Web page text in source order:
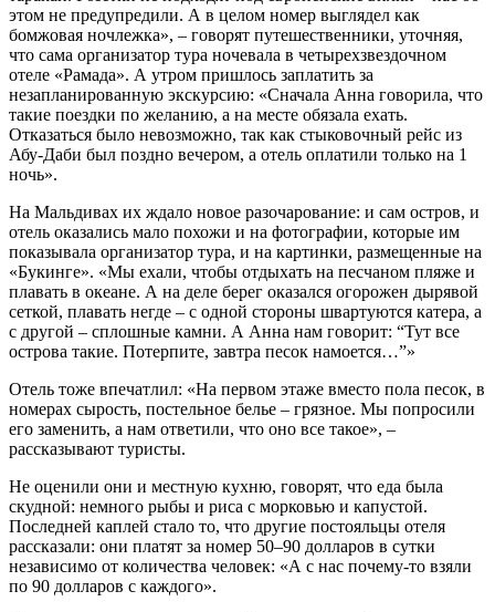
этом не предупредили. А в целом номер выглядел как
бомжовая ночлежка», – говорят путешественники, уточняя,
что сама организатор тура ночевала в четырехзвездочном
отеле «Рамада». А утром пришлось заплатить за
незапланированную экскурсию: «Сначала Анна говорила, что
такие поездки по желанию, а на месте обязала ехать.
Отказаться было невозможно, так как стыковочный рейс из
Абу-Даби был поздно вечером, а отель оплатили только на 1
ночь».
На Мальдивах их ждало новое разочарование: и сам остров, и
отель оказались мало похожи и на фотографии, которые им
показывала организатор тура, и на картинки, размещенные на
«Букинге». «Мы ехали, чтобы отдыхать на песчаном пляже и
плавать в океане. А на деле берег оказался огорожен дырявой
сеткой, плавать негде – с одной стороны швартуются катера, а
с другой – сплошные камни. А Анна нам говорит: “Тут все
острова такие. Потерпите, завтра песок намоется…”»
Отель тоже впечатлил: «На первом этаже вместо пола песок, в
номерах сырость, постельное белье – грязное. Мы попросили
его заменить, а нам ответили, что оно все такое», –
рассказывают туристы.
Не оценили они и местную кухню, говорят, что еда была
скудной: немного рыбы и риса с морковью и капустой.
Последней каплей стало то, что другие постояльцы отеля
рассказали: они платят за номер 50–90 долларов в сутки
независимо от количества человек: «А с нас почему-то взяли
по 90 долларов с каждого».